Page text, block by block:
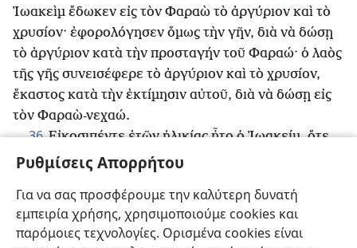
Ρυθμίσεις Απορρήτου
Για να σας προσφέρουμε την καλύτερη δυνατή
εμπειρία χρήσης, χρησιμοποιούμε cookies και
παρόμοιες τεχνολογίες. Ορισμένα cookies είναι
Ἰωακεὶμ ἔδωκεν εἰς τὸν Φαραὼ τὸ ἀργύριον καὶ τὸ
χρυσίον· ἐφορολόγησεν ὅμως τὴν γῆν, διὰ νὰ δώσῃ
τὸ ἀργύριον κατὰ τὴν προσταγήν τοῦ Φαραώ· ὁ λαὸς
τῆς γῆς συνεισέφερε τὸ ἀργύριον καὶ τὸ χρυσίον,
ἕκαστος κατὰ τὴν ἐκτίμησιν αὐτοῦ, διὰ νὰ δώσῃ εἰς
τὸν Φαραὼ-νεχαώ.
36 Εἰκοσιπέντε ἐτῶν ἡλικίας ἦτο ὁ Ἰωακείμ, ὅτε
ἐβασίλευσεν· ἐβασίλευσε δὲ ἕνδεκα ἔτη ἐν
Ζεβουδά, θυγάτηρ τοῦ Φεδαίου ἀπὸ Ῥουμά. 37
ἔπραξε πονηρὰ ἐνώπιον τοῦ Κυρίου, κατὰ πάντα ὅσα
ἔπραξαν οἱ πατέρες αὐτοῦ.